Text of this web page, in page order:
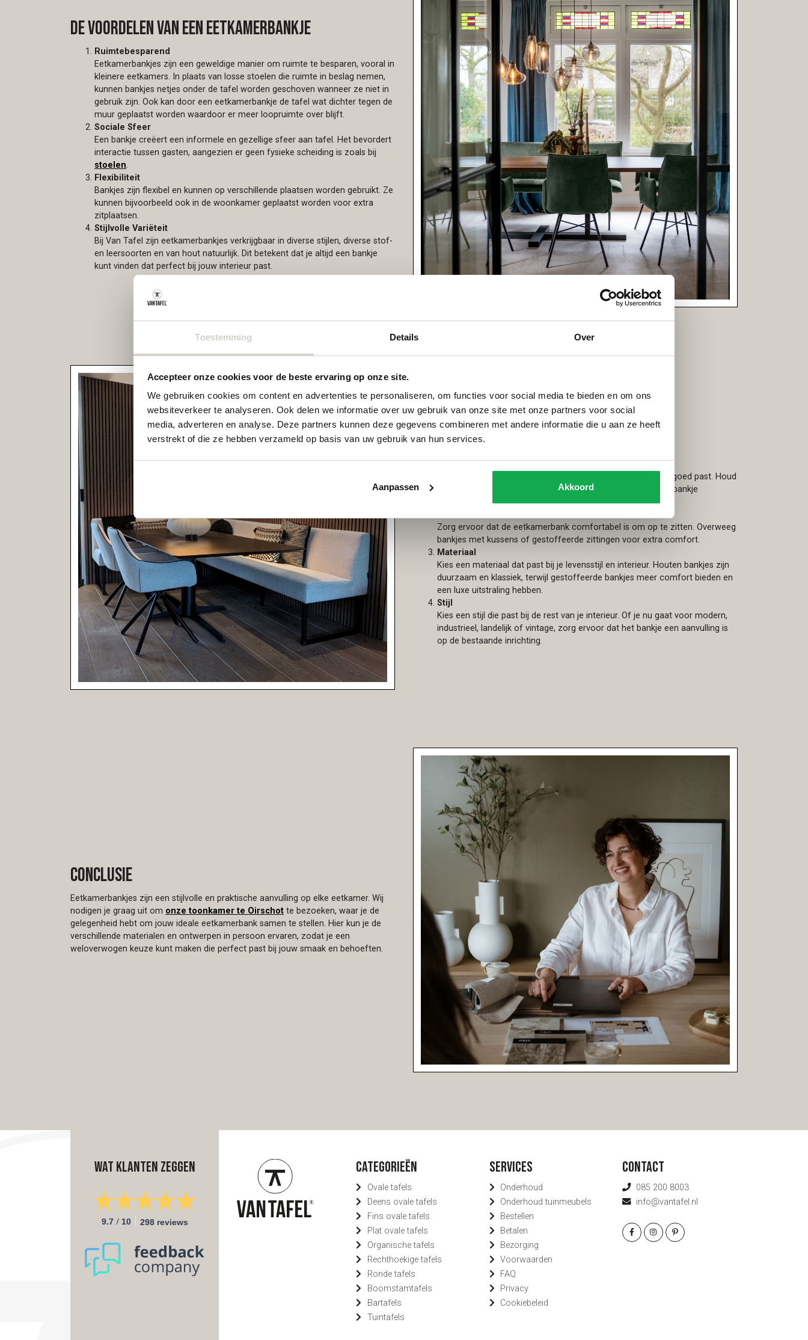
Toestemming Details Over
Accepteer onze cookies voor de beste ervaring op onze site.
We gebruiken cookies om content en advertenties te personaliseren, om functies voor social media te bieden en om ons
websiteverkeer te analyseren. Ook delen we informatie over uw gebruik van onze site met onze partners voor social
media, adverteren en analyse. Deze partners kunnen deze gegevens combineren met andere informatie die u aan ze heeft
verstrekt of die ze hebben verzameld op basis van uw gebruik van hun services.
Aanpassen Akkoord
De voordelen van een eetkamerbankje
Ruimtebesparend
Eetkamerbankjes zijn een geweldige manier om ruimte te besparen, vooral in
kleinere eetkamers. In plaats van losse stoelen die ruimte in beslag nemen,
kunnen bankjes netjes onder de tafel worden geschoven wanneer ze niet in
gebruik zijn. Ook kan door een eetkamerbankje de tafel wat dichter tegen de
muur geplaatst worden waardoor er meer loopruimte over blijft.
Sociale Sfeer
Een bankje creëert een informele en gezellige sfeer aan tafel. Het bevordert
interactie tussen gasten, aangezien er geen fysieke scheiding is zoals bij
stoelen.
Flexibiliteit
Bankjes zijn flexibel en kunnen op verschillende plaatsen worden gebruikt. Ze
kunnen bijvoorbeeld ook in de woonkamer geplaatst worden voor extra
zitplaatsen.
Stijlvolle Variëteit
Bij Van Tafel zijn eetkamerbankjes verkrijgbaar in diverse stijlen, diverse stof-
en leersoorten en van hout natuurlijk. Dit betekent dat je altijd een bankje
kunt vinden dat perfect bij jouw interieur past.
Tips voor het kiezen van de perfecte
eetkamerbank
Afmetingen
en eetkamer op om te zorgen dat de bank goed past. Houd
rekening met de hoogte van de tafel en zorg ervoor dat het bankje
comfortabel onder de tafel kan worden geschoven.
Zorg ervoor dat de eetkamerbank comfortabel is om op te zitten. Overweeg
bankjes met kussens of gestoffeerde zittingen voor extra comfort.
Materiaal
Kies een materiaal dat past bij je levensstijl en interieur. Houten bankjes zijn
duurzaam en klassiek, terwijl gestoffeerde bankjes meer comfort bieden en
een luxe uitstraling hebben.
Stijl
Kies een stijl die past bij de rest van je interieur. Of je nu gaat voor modern,
industrieel, landelijk of vintage, zorg ervoor dat het bankje een aanvulling is
op de bestaande inrichting.
Conclusie
Eetkamerbankjes zijn een stijlvolle en praktische aanvulling op elke eetkamer. Wij
nodigen je graag uit om onze toonkamer te Oirschot te bezoeken, waar je de
gelegenheid hebt om jouw ideale eetkamerbank samen te stellen. Hier kun je de
verschillende materialen en ontwerpen in persoon ervaren, zodat je een
weloverwogen keuze kunt maken die perfect past bij jouw smaak en behoeften.
Wat klanten zeggen
9.7 / 10 298 reviews
Categorieën
Ovale tafels
Deens ovale tafels
Fins ovale tafels
Plat ovale tafels
Organische tafels
Rechthoekige tafels
Ronde tafels
Boomstamtafels
Bartafels
Tuintafels
Services
Onderhoud
Onderhoud tuinmeubels
Bestellen
Betalen
Bezorging
Voorwaarden
FAQ
Privacy
Cookiebeleid
Contact
085 200 8003
info@vantafel.nl